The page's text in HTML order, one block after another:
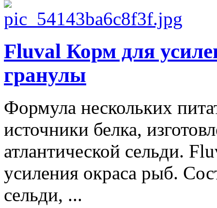
Fluval Корм для
гранулы
Формула нескольких
источники белка,
атлантической сельди.
усиления окраса рыб.
сельди, ...